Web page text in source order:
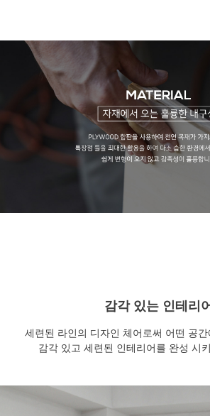
감각 있는 인테리어
세련된 라인의 디자인 체어로써 어떤 공
감각 있고 세련된 인테리어를 완성 시